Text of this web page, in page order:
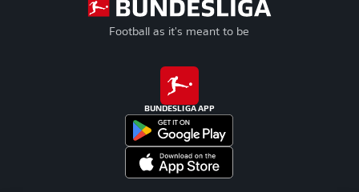
Football as it's meant to be
BUNDESLIGA APP